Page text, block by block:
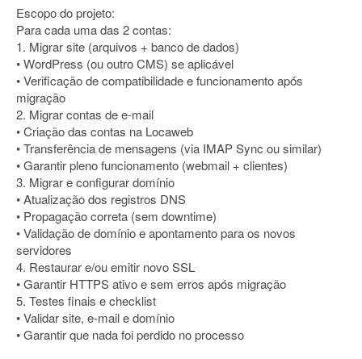
Escopo do projeto:
Para cada uma das 2 contas:
1. Migrar site (arquivos + banco de dados)
• WordPress (ou outro CMS) se aplicável
• Verificação de compatibilidade e funcionamento após
migração
2. Migrar contas de e-mail
• Criação das contas na Locaweb
• Transferência de mensagens (via IMAP Sync ou similar)
• Garantir pleno funcionamento (webmail + clientes)
3. Migrar e configurar domínio
• Atualização dos registros DNS
• Propagação correta (sem downtime)
• Validação de domínio e apontamento para os novos
servidores
4. Restaurar e/ou emitir novo SSL
• Garantir HTTPS ativo e sem erros após migração
5. Testes finais e checklist
• Validar site, e-mail e domínio
• Garantir que nada foi perdido no processo